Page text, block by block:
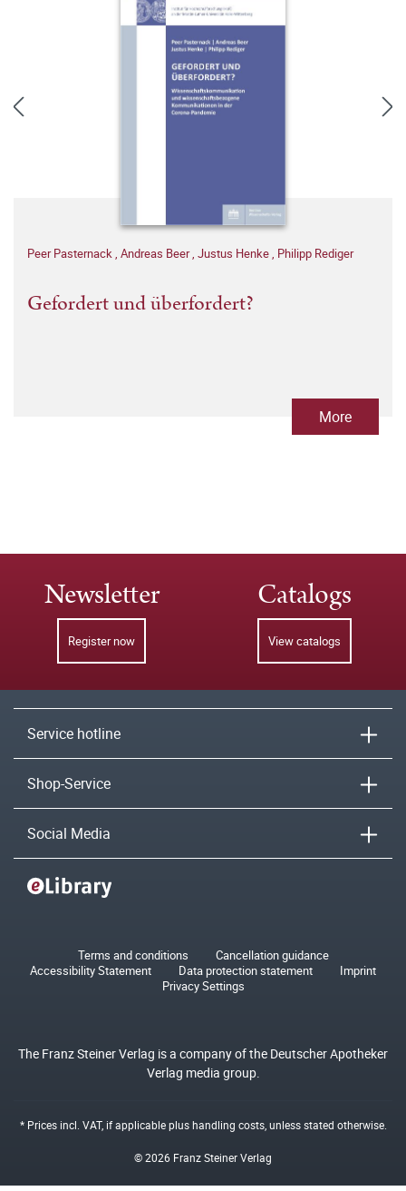
Peer Pasternack, Andreas Beer, Justus Henke, Philipp Rediger
Gefordert und überfordert?
More
Newsletter
Register now
Catalogs
View catalogs
Service hotline
Shop-Service
Social Media
Terms and conditions
Cancellation guidance
Accessibility Statement
Data protection statement
Imprint
Privacy Settings
The Franz Steiner Verlag is a company of the Deutscher Apotheker
Verlag media group.
* Prices incl. VAT, if applicable plushandling costs, unless stated otherwise.
© 2026 Franz Steiner Verlag